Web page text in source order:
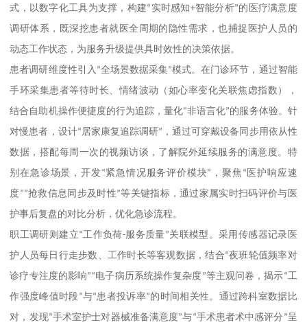
式，以数字化工具为支撑，构建“ 实时感知 +智能分析”的医疗满意度
调研体系，既深挖患者就医全周期的隐性需求，也捕捉医护人员的
动态工作状态，为服务升级提供具时效性的决策依据。
患者调研维度性引入“全场景数据采集”模式。在门诊环节，通过智能
手环采集患者等待时长、情绪波动（如心率变化关联焦虑指数），
结合自助机操作便捷度的行为追踪，量化“非语言化”的服务体验。针
对慢患者，设计“居家康复追踪调研” ，通过可穿戴设备同步用依从性
数据，搭配每周一次的视频访谈，了解院外延续服务的满意度。特
别在急诊场景，开发“紧急情况服务评价模块” ，聚焦 “医护响应速
度”“抢救信息同步及时性”等关键指标，通过家属实时扫码评价与医
护事后复盘的对比分析，优化急诊流程。
职工调研则建立“工作负荷-服务质量”关联模型。采用传感器记录医
护人员每日行走步数、工作时长等客观数据，结合“夜班轮值频率对
诊疗专注度的影响”“电子病历系统操作复杂度”等主观问卷，揭示“工
作强度峰值时段”与“患者投诉率”的时间相关性。通过跨科室数据比
对，发现“手术室护士对器械准备满意度”与“手术患者术中感评分 ”呈